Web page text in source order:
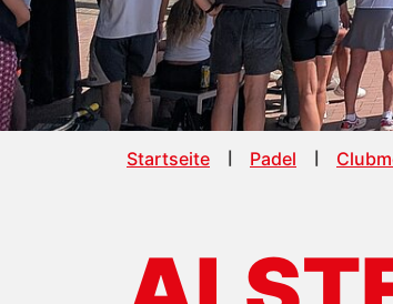
Startseite Padel